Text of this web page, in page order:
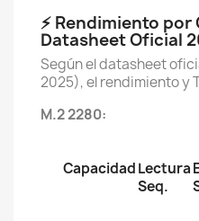
⚡ Rendimiento
Datasheet Oficial
Según el datasheet
2025), el rendimiento y
M.2 2280:
CapacidadLectura
Seq.